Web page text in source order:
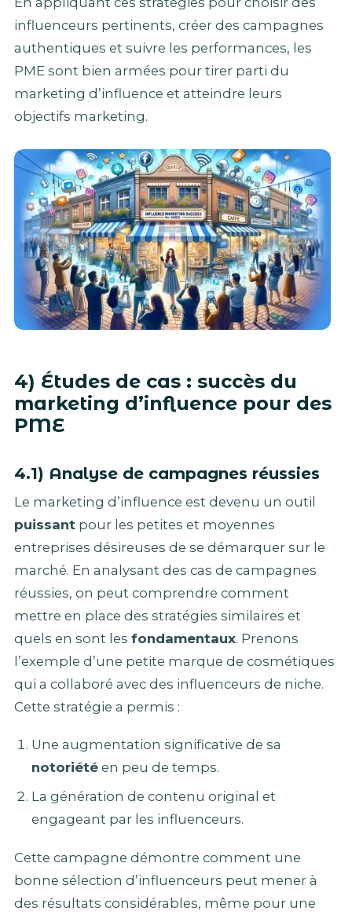
influenceurs pertinents, créer des campagnes
authentiques et suivre les performances, les
PME sont bien armées pour tirer parti du
marketing d’influence et atteindre leurs
objectifs marketing.
4) Études de cas : succès du
marketing d’influence pour des
PME
4.1) Analyse de campagnes réussies
Le marketing d’influence est devenu un outil
puissant pour les petites et moyennes
entreprises désireuses de se démarquer sur le
marché. En analysant des cas de campagnes
réussies, on peut comprendre comment
mettre en place des stratégies similaires et
quels en sont les fondamentaux. Prenons
l’exemple d’une petite marque de cosmétiques
qui a collaboré avec des influenceurs de niche.
Cette stratégie a permis :
Une augmentation significative de sa
notoriétéen peu de temps.
La génération de contenu original et
engageant par les influenceurs.
Cette campagne démontre comment une
bonne sélection d’influenceurs peut mener à
des résultats considérables, même pour une